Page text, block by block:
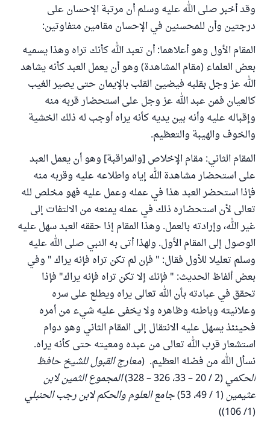
وقد أخبر صلى الله عليه وسلم أن مرتبة الإحسان على
درجتين وأن للمحسنين في الإحسان مقامين متفاوتين:
المقام الأول وهو أعلاهما: أن تعبد الله كأنك تراه وهذا يسميه
بعض العلماء (مقام المشاهدة) وهو أن يعمل العبد كأنه يشاهد
الله عز وجل بقلبه فيضيئ القلب بالإيمان حتى يصير الغيب
كالعيان فمن عبد الله عز وجل على استحضار قربه منه
وإقباله عليه وأنه بين يديه كأنه يراه أوجب له ذلك الخشية
والخوف والهيبة والتعظيم.
المقام الثاني: مقام الإخلاص [والمراقبة] وهو أن يعمل العبد
على استحضار مشاهدة الله إياه واطلاعه عليه وقربه منه
فإذا استحضر العبد هذا في عمله وعمل عليه فهو مخلص لله
تعالى لأن استحضاره ذلك في عمله يمنعه من الالتفات إلى
غير الله، وإرادته بالعمل. وهذا المقام إذا حققه العبد سهل عليه
الوصول إلى المقام الأول. ولهذا أتى به النبي صلى الله عليه
وسلم تعليلا للأول فقال: " فإن لم تكن تراه فإنه يراك " وفي
بعض ألفاظ الحديث: " فإنك إلا تكن تراه فإنه يراك" فإذا
تحقق في عبادته بأن الله تعالى يراه ويطلع على سره
وعلانيته وباطنه وظاهره ولا يخفى عليه شيء من أمره
فحينئذ يسهل عليه الانتقال إلى المقام الثاني وهو دوام
استشعار قرب الله تعالى من عبده ومعيته حتى كأنه يراه.
نسأل الله من فضله العظيم. (معارج القبول للشيخ حافظ
الحكمي (2 / 20 – 33، 326 – 328) المجموع الثمين لابن
عثيمين (1 / 49، 53) جامع العلوم والحكم لابن رجب الحنبلي
(1/ 106)
)